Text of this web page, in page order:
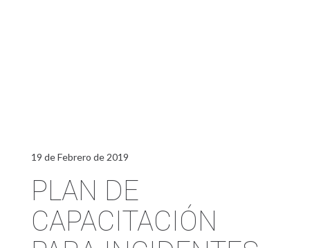
19 de Febrero de 2019
PLAN DE
CAPACITACIÓN